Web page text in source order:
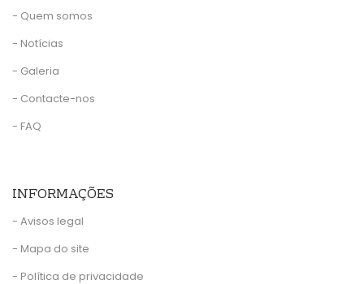
- Quem somos
- Notícias
- Galeria
- Contacte-nos
- FAQ
INFORMAÇÕES
- Avisos legal
- Mapa do site
- Política de privacidade